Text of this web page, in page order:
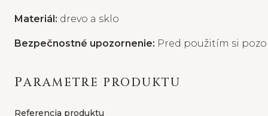
Materiál: drevo a sklo
Bezpečnostné upozornenie: Pred použitím si
PARAMETRE PRODUKTU
Referencia produktu